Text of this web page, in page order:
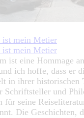
ist mein Metier
ist mein Metier
ist eine Hommage
ich hoffe, dass er
in ihrer historischen
Schriftsteller und
seine
Die Geschichten,